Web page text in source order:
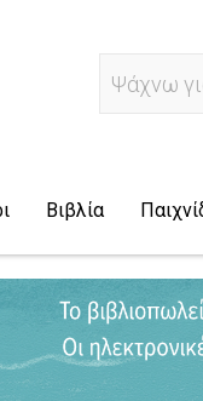
Αναζήτη
Βιβλία